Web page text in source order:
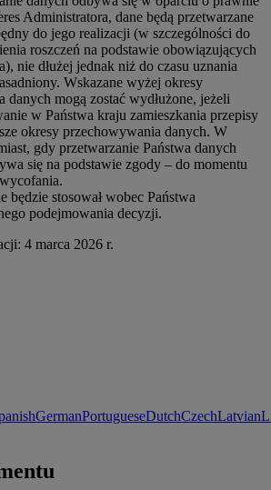
Administratora, dane będą przetwarzane
do jego realizacji (w szczególności do
roszczeń na podstawie obowiązujących
nie dłużej jednak niż do czasu uznania
Wskazane wyżej okresy
danych mogą zostać wydłużone, jeżeli
w Państwa kraju zamieszkania przepisy
okresy przechowywania danych. W
gdy przetwarzanie Państwa danych
się na podstawie zgody – do momentu
będzie stosował wobec Państwa
podejmowania decyzji.
4 marca 2026 r.
GermanPortugueseDutchCzechLatvian